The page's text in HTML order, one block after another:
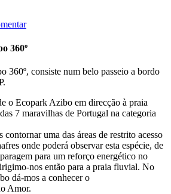
360º
360º, consiste num belo passeio a bordo
o Ecopark Azibo em direcção à praia
7 maravilhas de Portugal na categoria
uma das áreas de restrito acesso
onde poderá observar esta espécie, de
para um reforço energético no
nos então para a praia fluvial. No
dá-mos a conhecer o
Amor.